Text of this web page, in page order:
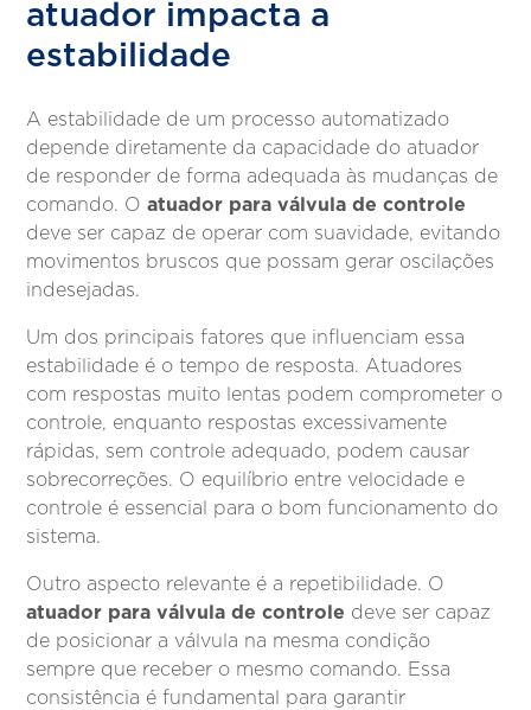
atuador impacta a
estabilidade
A estabilidade de um processo automatizado
depende diretamente da capacidade do atuador
de responder de forma adequada às mudanças de
comando. Oatuador para válvula de controle
deve ser capaz de operar com suavidade, evitando
movimentos bruscos que possam gerar oscilações
indesejadas.
Um dos principais fatores que influenciam essa
estabilidade é o tempo de resposta. Atuadores
com respostas muito lentas podem comprometer o
controle, enquanto respostas excessivamente
rápidas, sem controle adequado, podem causar
sobrecorreções. O equilíbrio entre velocidade e
controle é essencial para o bom funcionamento do
sistema.
Outro aspecto relevante é a repetibilidade. O
atuador para válvula de controle deve ser capaz
de posicionar a válvula na mesma condição
sempre que receber o mesmo comando. Essa
consistência é fundamental para garantir